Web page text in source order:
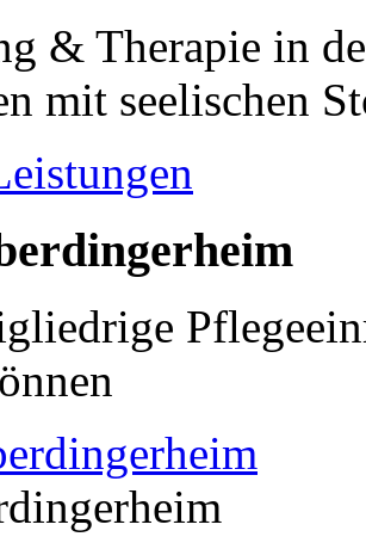
& Therapie in
mit seelischen